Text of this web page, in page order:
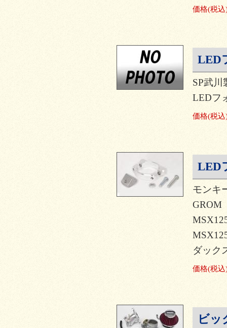
価格(税込
LED
SP武川
LEDフ
価格(税込
LED
モンキ
GROM
ダック
価格(税込
ビッ